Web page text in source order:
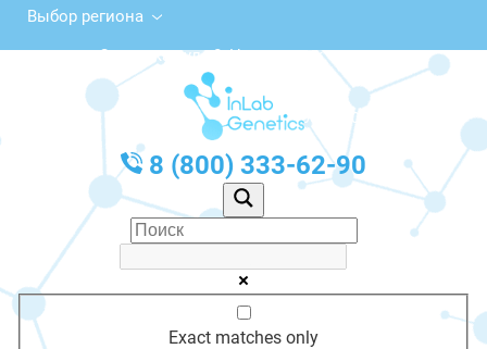
Выбор региона
Советская ул., 8, Новоузенск
с 10:00 до 20:00
График работы: Пн-Пт с 10:00 до 20:00
8 (800) 333-62-90
Exact matches only